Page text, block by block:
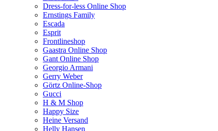
Dress-for-less Online Shop
Ernstings Family
Escada
Esprit
Frontlineshop
Gaastra Online Shop
Gant Online Shop
Georgio Armani
Gerry Weber
Görtz Online-Shop
Gucci
H & M Shop
Happy Size
Heine Versand
Helly Hansen